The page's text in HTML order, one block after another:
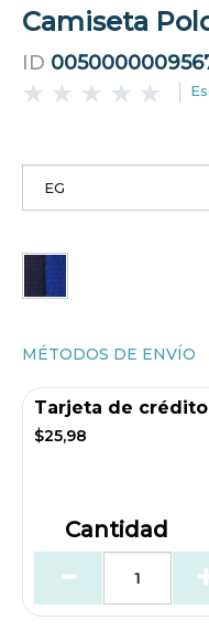
Camiseta
ID
MÉTODOS DE ENVÍO
Tarjeta de crédito
$25,98
Cantidad